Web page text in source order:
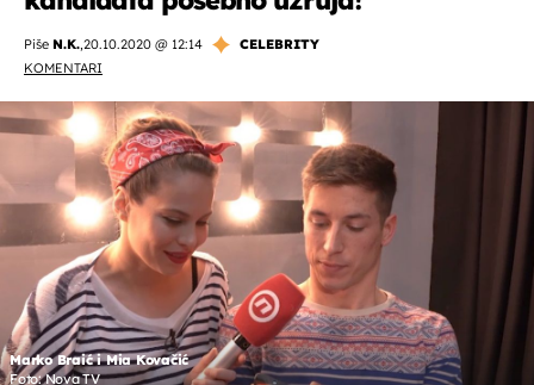
Piše N.K.,20.10.2020 @ 12:14
CELEBRITY
KOMENTARI
Marko Braić i Mia Kovačić
Foto: Nova TV
OMOGUĆI OBAVIJESTI